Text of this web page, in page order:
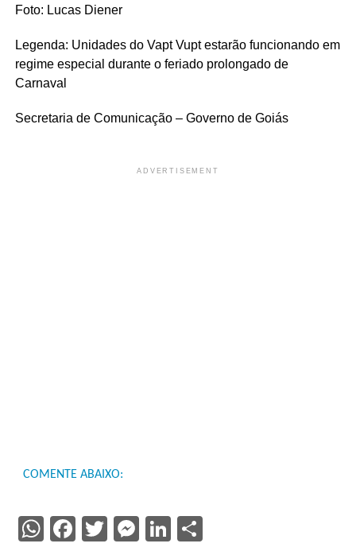
Foto: Lucas Diener
Legenda: Unidades do Vapt Vupt estarão funcionando em
regime especial durante o feriado prolongado de
Carnaval
Secretaria de Comunicação – Governo de Goiás
ADVERTISEMENT
COMENTE ABAIXO:
WhatsApp
Facebook
Twitter
Messenger
LinkedIn
Share